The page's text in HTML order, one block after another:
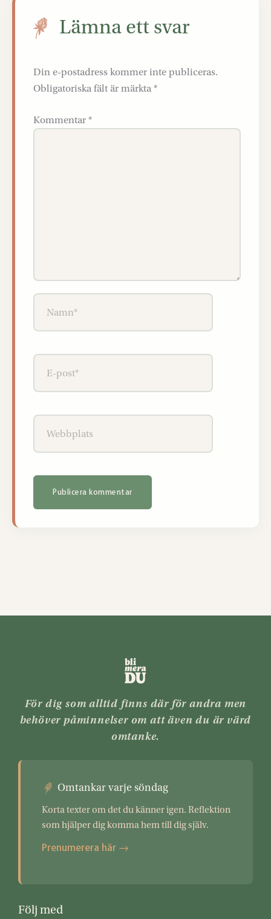
Lämna ett svar
Din e-postadress kommer inte publiceras.
Obligatoriska fält är märkta *
Kommentar *
post*
För dig som alltid finns där för andra men
behöver påminnelser om att även du är värd
omtanke.
Omtankar varje söndag
Korta texter om det du känner igen. Reflektion
som hjälper dig komma hem till dig själv.
Prenumerera här →
Följ med